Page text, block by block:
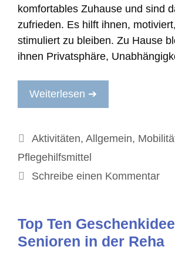
komfortables Zuhause und sind
zufrieden. Es hilft ihnen,
stimuliert zu bleiben. Zu Hause
ihnen Privatsphäre,
Weiterlesen ➔
Kategorien
Aktivitäten, Allgemein,
Pflegehilfsmittel
Schreibe einen Kommentar
Top Ten
Senioren in der Reha